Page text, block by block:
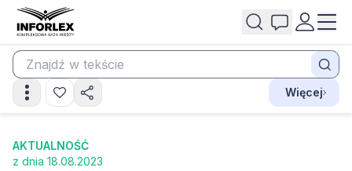
Więcej
AKTUALNOŚĆ
z dnia 18.08.2023